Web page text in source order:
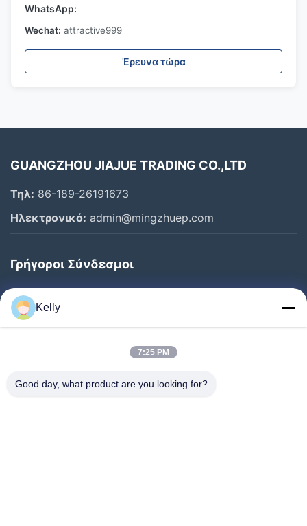
WhatsApp:
Wechat: attractive999
Έρευνα τώρα
GUANGZHOU JIAJUE TRADING CO.,LTD
Τηλ: 86-189-26191673
Ηλεκτρονικό: admin@mingzhuep.com
Γρήγοροι Σύνδεσμοι
Σπίτι
Προϊόντα
Έλεγχος Ποιότητας
Kelly
7:25 PM
Good day, what product are you looking for?